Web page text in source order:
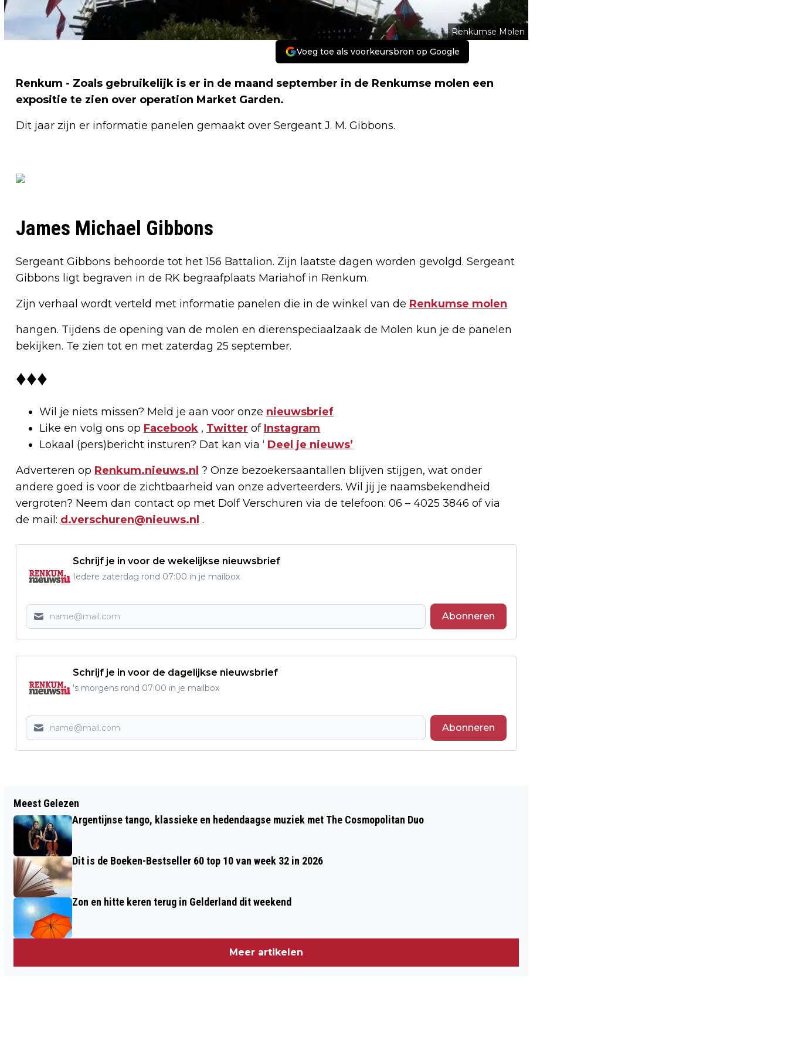
Renkumse Molen
Voeg toe als voorkeursbron op Google
Renkum - Zoals gebruikelijk is er in de maand september in de Renkumse molen een
expositie te zien over operation Market Garden.
Dit jaar zijn er informatie panelen gemaakt over Sergeant J. M. Gibbons.
James Michael Gibbons
Sergeant Gibbons behoorde tot het 156 Battalion. Zijn laatste dagen worden gevolgd. Sergeant
Gibbons ligt begraven in de RK begraafplaats Mariahof in Renkum.
Zijn verhaal wordt verteld met informatie panelen die in de winkel van de Renkumse molen
hangen. Tijdens de opening van de molen en dierenspeciaalzaak de Molen kun je de panelen
bekijken. Te zien tot en met zaterdag 25 september.
♦♦♦
Wil je niets missen? Meld je aan voor onze nieuwsbrief
Like en volg ons op Facebook , Twitter of Instagram
Lokaal (pers)bericht insturen? Dat kan via ‘ Deel je nieuws’
Adverteren op Renkum.nieuws.nl ? Onze bezoekersaantallen blijven stijgen, wat onder
andere goed is voor de zichtbaarheid van onze adverteerders. Wil jij je naamsbekendheid
vergroten? Neem dan contact op met Dolf Verschuren via de telefoon: 06 – 4025 3846 of via
de mail: d.verschuren@nieuws.nl .
Schrijf je in voor de wekelijkse nieuwsbrief
Iedere zaterdag rond 07:00 in je mailbox
Abonneren
Schrijf je in voor de dagelijkse nieuwsbrief
's morgens rond 07:00 in je mailbox
Abonneren
PERSCONFERENTIE: ANDERHALVE
METER WEG, MAAR CORONAPAS
BELANGRIJKER
TWEEDE WERELDOORLOG
Meest Gelezen
Argentijnse tango, klassieke en hedendaagse muziek met The Cosmopolitan Duo
Dit is de Boeken-Bestseller 60 top 10 van week 32 in 2026
Zon en hitte keren terug in Gelderland dit weekend
Meer artikelen